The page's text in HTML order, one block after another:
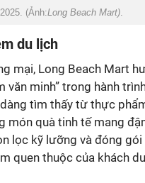
2025. (Ảnh:Long Beach Mart).
du lịch
mại, Long Beach Mart
minh” trong hành
tìm thấy từ thực
món quà tinh tế mang
lọc kỹ lưỡng và đóng gói
quen thuộc của khách